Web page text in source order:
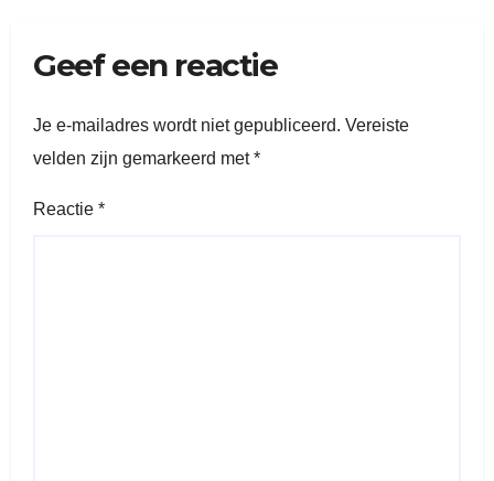
Geef een reactie
Je e-mailadres wordt niet gepubliceerd. Vereiste
velden zijn gemarkeerd met*
Reactie *